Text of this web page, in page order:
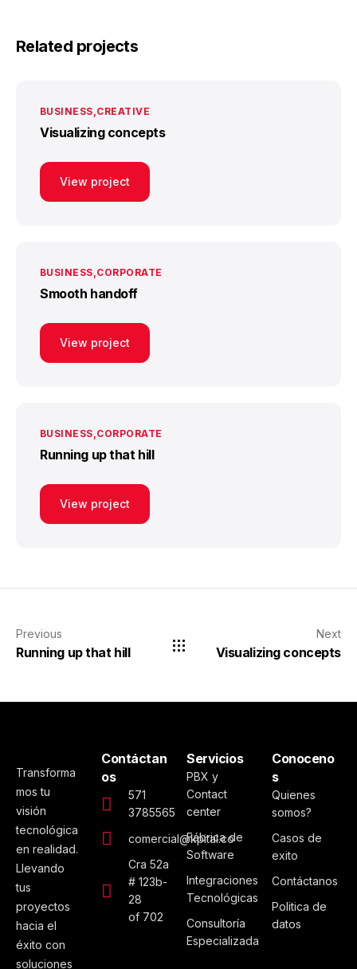
Related projects
BUSINESS CREATIVE
Visualizing concepts
View project
BUSINESS CORPORATE
Smooth handoff
View project
BUSINESS CORPORATE
Running up that hill
View project
Previous
Running up that hill
Next
Visualizing concepts
Transforma
mos tu
visión
tecnológica
en realidad.
Llevando
tus
proyectos
hacia el
éxito con
soluciones
Contáctan
os
571
3785565
comercial@kpital.co
Cra 52a
# 123b-
28
of 702
Servicios
PBX y
Contact
center
Fábrica de
Software
Integraciones
Tecnológicas
Consultoría
Especializada
Conoceno
s
Quienes
somos?
Casos de
exito
Contáctanos
Politica de
datos